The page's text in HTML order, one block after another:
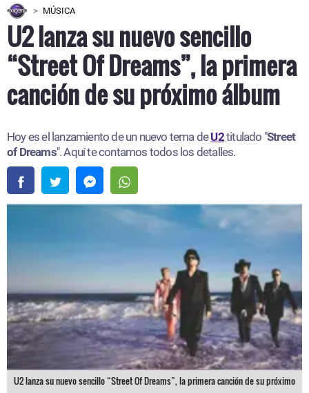
MÚSICA
U2 lanza su nuevo sencillo
“Street Of Dreams”, la primera
canción de su próximo álbum
Hoy es el lanzamiento de un nuevo tema deU2titulado "Street
of Dreams". Aquí te contamos todos los detalles.
U2 lanza su nuevo sencillo “Street Of Dreams”, la primera canción de su próximo